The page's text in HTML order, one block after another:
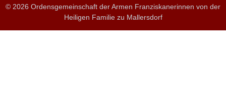
© 2026 Ordensgemeinschaft der Armen Franziskanerinnen von der
Heiligen Familie zu Mallersdorf